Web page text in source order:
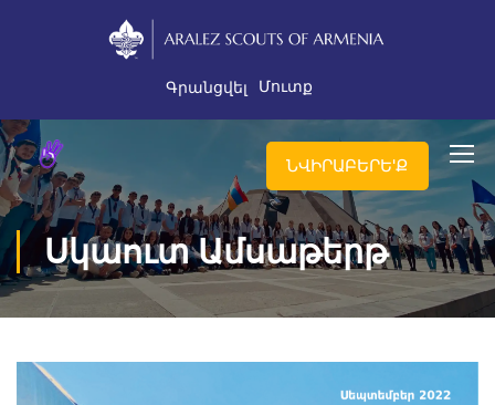
Գրանցվել Մուտք
ՆՎԻՐԱԲԵՐԵ'Ք
Սկաուտ Ամսաթերթ